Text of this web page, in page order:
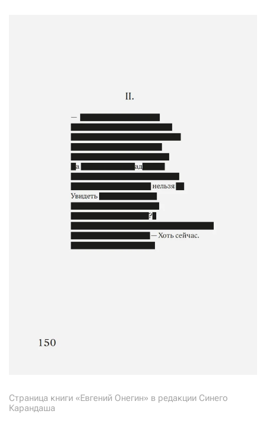
Страница книги «Евгений Онегин» в редакции Синего
Карандаша